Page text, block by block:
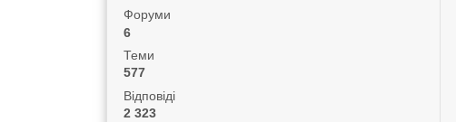
Форуми
6
Теми
577
Відповіді
2 323